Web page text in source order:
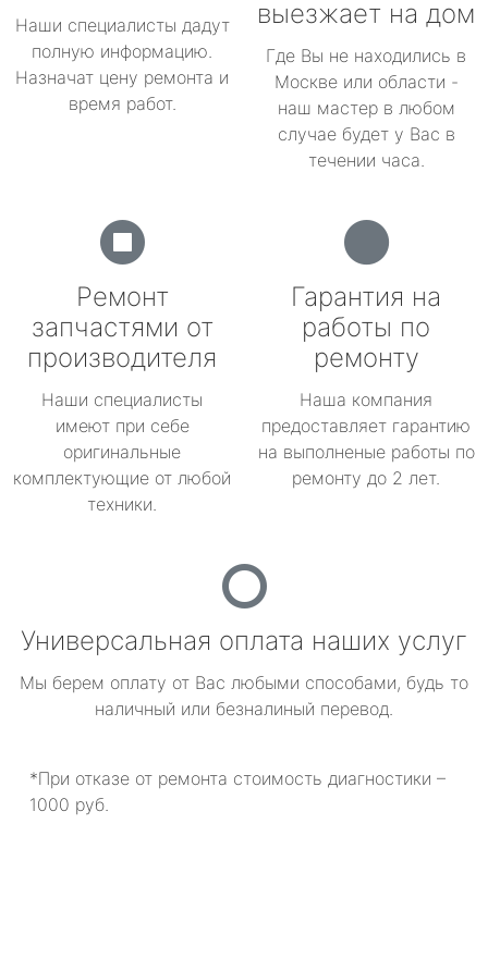
Наши специалисты дадут
полную информацию.
Назначат цену ремонта и
время работ.
выезжает на дом
Где Вы не находились в
Москве или области -
наш мастер в любом
случае будет у Вас в
течении часа.
Ремонт
запчастями от
производителя
Наши специалисты
имеют при себе
оригинальные
комплектующие от любой
техники.
Гарантия на
работы по
ремонту
Наша компания
предоставляет гарантию
на выполненые работы по
ремонту до 2 лет.
Универсальная оплата наших услуг
Мы берем оплату от Вас любыми способами, будь то
наличный или безналиный перевод.
*При отказе от ремонта стоимость диагностики –
1000 руб.